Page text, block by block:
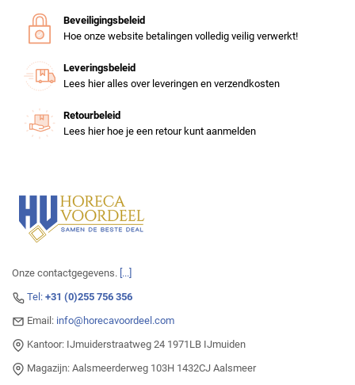
Beveiligingsbeleid
Hoe onze website betalingen volledig veilig verwerkt!
Leveringsbeleid
Lees hier alles over leveringen en verzendkosten
Retourbeleid
Lees hier hoe je een retour kunt aanmelden
Onze contactgegevens. [...]
Tel: +31 (0)255 756 356
Email: info@horecavoordeel.com
Kantoor: IJmuiderstraatweg 24 1971LB IJmuiden
Magazijn: Aalsmeerderweg 103H 1432CJ Aalsmeer